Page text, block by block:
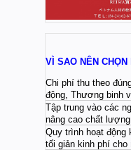
VÌ SAO NÊN CHỌN
Chi phí thu theo
động, Thương binh
Tập trung vào các
nâng cao chất
Quy trình hoạt động
tối giản kinh phí cho